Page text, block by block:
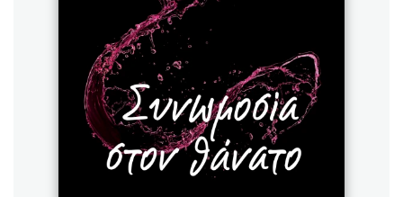
Sebastian Fitzek
Playlist